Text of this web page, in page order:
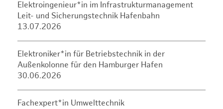
Elektroingenieur*in im Infrastrukturmanagement
Leit- und Sicherungstechnik Hafenbahn
13.07.2026
Elektroniker*in für Betriebstechnik in der
Außenkolonne für den Hamburger Hafen
30.06.2026
Fachexpert*in Umwelttechnik